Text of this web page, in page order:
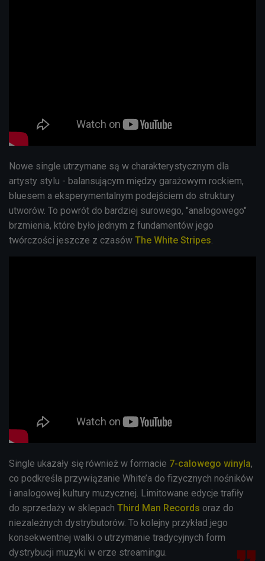
Nowe single utrzymane są w charakterystycznym dla
artysty stylu - balansującym między garażowym rockiem,
bluesem a eksperymentalnym podejściem do struktury
utworów. To powrót do bardziej surowego, "analogowego"
brzmienia, które było jednym z fundamentów jego
twórczości jeszcze z czasów The White Stripes.
Single ukazały się również w formacie 7-calowego winyla,
co podkreśla przywiązanie White’a do fizycznych nośników
i analogowej kultury muzycznej. Limitowane edycje trafiły
do sprzedaży w sklepach Third Man Records oraz do
niezależnych dystrybutorów. To kolejny przykład jego
konsekwentnej walki o utrzymanie tradycyjnych form
dystrybucji muzyki w erze streamingu.